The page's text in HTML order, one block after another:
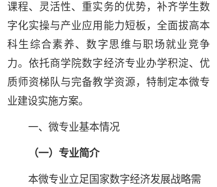
课程、灵活性、重实务的优势，补齐学生数
字化实操与产业应用能力短板，全面拔高本
科生综合素养、数字思维与职场就业竞争
力。依托商学院数字经济专业办学积淀、优
质师资梯队与完备教学资源，特制定本微专
业建设实施方案。
一、 微专业基本情况
（一）专业简介
本微专业立足国家数字经济发展战略需